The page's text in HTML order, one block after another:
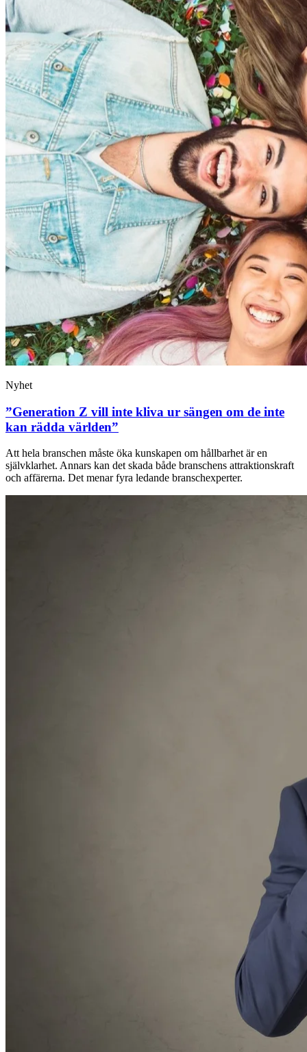
Nyhet
”Generation Z vill inte kliva ur sängen om de inte
kan rädda världen”
Att hela branschen måste öka kunskapen om hållbarhet är en
självklarhet. Annars kan det skada både branschens attraktionskraft
och affärerna. Det menar fyra ledande branschexperter.